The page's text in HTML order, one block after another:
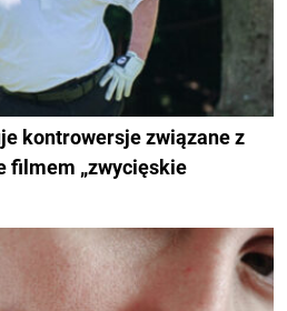
kontrowersje związane z
filmem „zwycięskie